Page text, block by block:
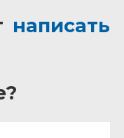
написать